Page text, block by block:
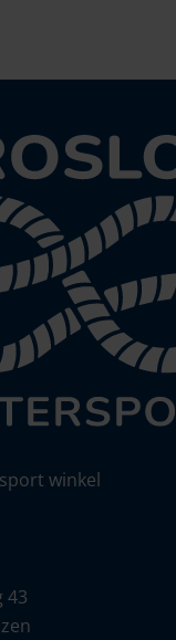
winkel
43